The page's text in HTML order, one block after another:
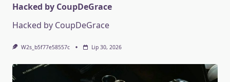
Hacked by CoupDeGrace
Hacked by CoupDeGrace
W2s_b5f77e58557c Lip 30, 2026